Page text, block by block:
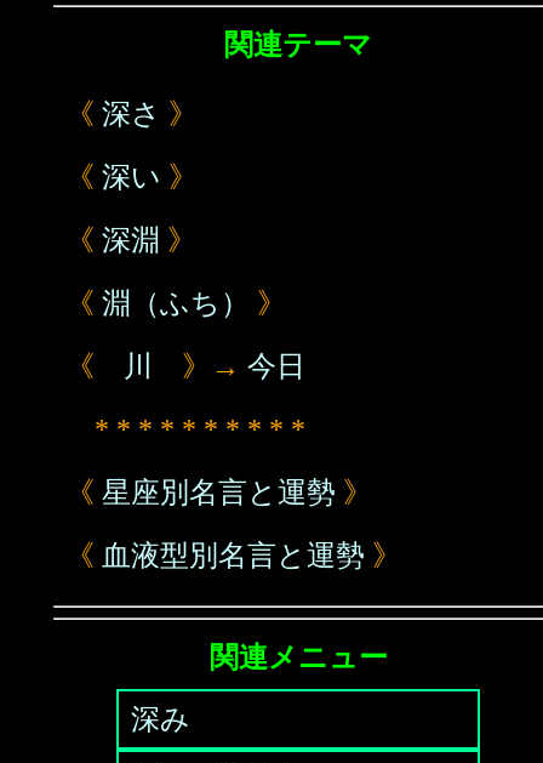
関連テーマ
《 深さ 》
《 深い 》
《 深淵 》
《 淵（ふち）
》
《 川 》→ 今日
* * * * * * * * * *
《 星座別名言と運勢 》
《 血液型別名言と運勢 》
関連メニュー
深み